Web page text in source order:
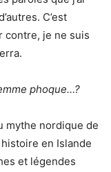
C’est
contre, je ne suis
phoque…?
mythe nordique de
en Islande
et légendes